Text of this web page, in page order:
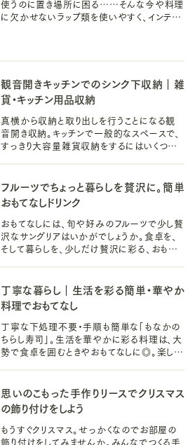
使うのに置き場所に困る……そんな今や料理
に欠かせないラップ類を使いやすく、インテリ
観音開きキッチンでのシンク下収納｜雑
貨・キッチン用品収納
真横から収納と取り出しを行うことになる観
音開き収納。キッチンで一般的なスペースで、
すっきり大容量雑貨収納をするにはいくつか
フルーツでちょっと暮らしを贅沢に。簡単
おもてなしドリンク
おもてなしには、旬や好みのフルーツで少し贅
沢なサングリアはいかがでしょうか。食卓を、
そして暮らしを、少しだけ贅沢に彩る、おもて
丁寧な暮らし｜生活を彩る簡単・華やか
料理でおもてなし
丁寧な下処理不要・手順も簡単な「もなかの
ちらし寿司」。生活を華やかに彩る料理は、大
勢で食卓を囲むときやおもてなしに◎。楽しみ
思いのこもった手作りリースでクリスマス
の飾り付けをしよう
もうすぐクリスマス。せっかくなのでお部屋の
飾り付けをしてみませんか。みんなでつくる手